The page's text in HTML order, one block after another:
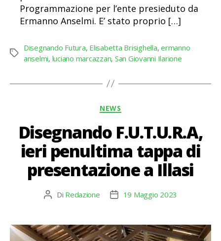
Programmazione per l’ente presieduto da
Ermanno Anselmi. E’ stato proprio […]
Tag
Disegnando Futura, Elisabetta Brisighella,ermanno
anselmi, luciano marcazzan, San Giovanni Ilarione
Categorie
NEWS
Disegnando F.U.T.U.R.A,
ieri penultima tappa di
presentazione a Illasi
Autore
Di Redazione
Data19 Maggio 2023